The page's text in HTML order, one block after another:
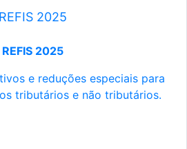
REFIS 2025
REFIS 2025
e reduções especiais para
tributários e não tributários.